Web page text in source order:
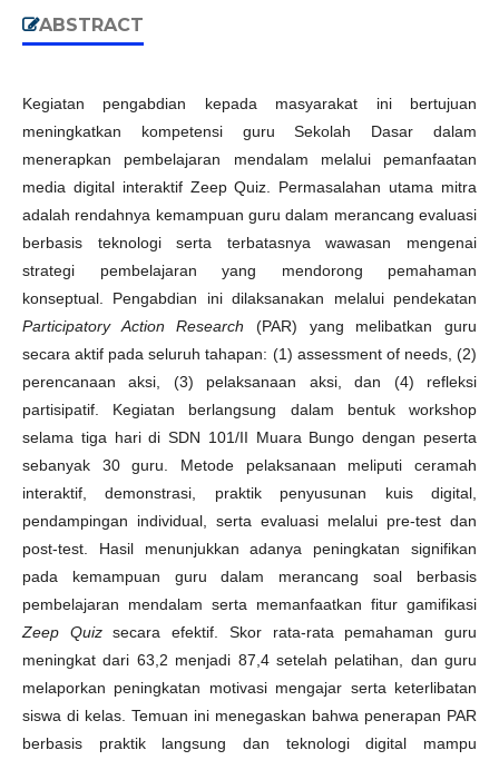
ABSTRACT
Kegiatan pengabdian kepada masyarakat ini bertujuan
meningkatkan kompetensi guru Sekolah Dasar dalam
menerapkan pembelajaran mendalam melalui pemanfaatan
media digital interaktif Zeep Quiz. Permasalahan utama mitra
adalah rendahnya kemampuan guru dalam merancang evaluasi
berbasis teknologi serta terbatasnya wawasan mengenai
strategi pembelajaran yang mendorong pemahaman
konseptual. Pengabdian ini dilaksanakan melalui pendekatan
Participatory Action Research (PAR) yang melibatkan guru
secara aktif pada seluruh tahapan: (1) assessment of needs, (2)
perencanaan aksi, (3) pelaksanaan aksi, dan (4) refleksi
partisipatif. Kegiatan berlangsung dalam bentuk workshop
selama tiga hari di SDN 101/II Muara Bungo dengan peserta
sebanyak 30 guru. Metode pelaksanaan meliputi ceramah
interaktif, demonstrasi, praktik penyusunan kuis digital,
pendampingan individual, serta evaluasi melalui pre-test dan
post-test. Hasil menunjukkan adanya peningkatan signifikan
pada kemampuan guru dalam merancang soal berbasis
pembelajaran mendalam serta memanfaatkan fitur gamifikasi
Zeep Quizsecara efektif. Skor rata-rata pemahaman guru
meningkat dari 63,2 menjadi 87,4 setelah pelatihan, dan guru
melaporkan peningkatan motivasi mengajar serta keterlibatan
siswa di kelas. Temuan ini menegaskan bahwa penerapan PAR
berbasis praktik langsung dan teknologi digital mampu